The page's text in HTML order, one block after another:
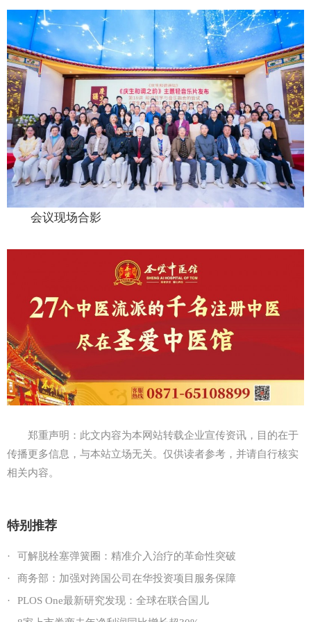
会议现场合影
郑重声明：此文内容为本网站转载企业宣传资讯，目的在于
传播更多信息，与本站立场无关。仅供读者参考，并请自行核实
相关内容。
特别推荐
·
可解脱栓塞弹簧圈：精准介入治疗的革命性突破
·
商务部：加强对跨国公司在华投资项目服务保障
·
PLOS One最新研究发现：全球在联合国儿